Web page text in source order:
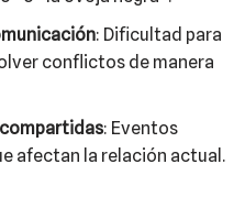
: Dificultad para
conflictos de manera
: Eventos
afectan la relación actual.